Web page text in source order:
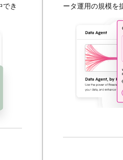
ータ運用の規模を拡大